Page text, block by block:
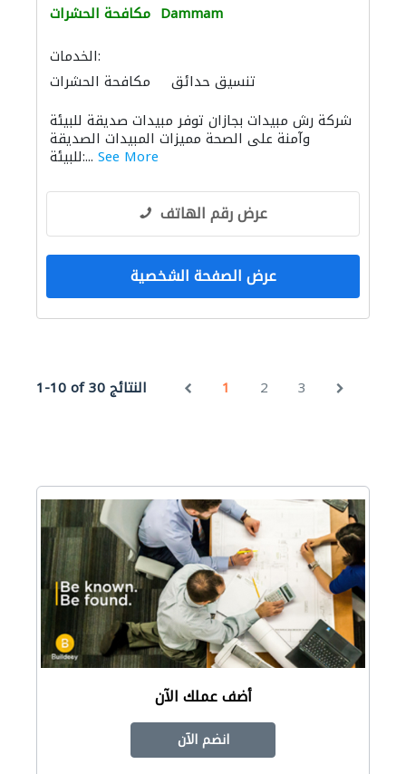
مكافحة الحشرات Dammam
الخدمات:
مكافحة الحشرات
تنسيق حدائق
شركة رش مبيدات بجازان توفر مبيدات صديقة للبيئة
وآمنة على الصحة مميزات المبيدات الصديقة
للبيئة:... See More
عرض رقم الهاتف
عرض الصفحة الشخصية
1-10 of 30 النتائج 1 2 3
أضف عملك الآن
انضم الآن